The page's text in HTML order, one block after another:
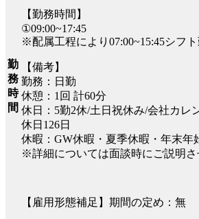
勤
務
時
間
【勤務時間】
①09:00~17:45
※配属工程により07:00~15:45シフ
【備考】
勤務：日勤
休憩：1回 計60分
休日：5勤2休/土日祝休み/会社カレ
休日126日
休暇：GW休暇・夏季休暇・年末年
※詳細については面談時にご説明さ
【雇用形態補足】期間の定め：無